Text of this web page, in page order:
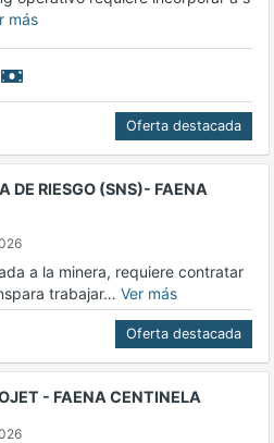
más
Oferta destacada
DE RIESGO (SNS)- FAENA
a la minera, requiere contratar
trabajar… Ver más
Oferta destacada
- FAENA CENTINELA